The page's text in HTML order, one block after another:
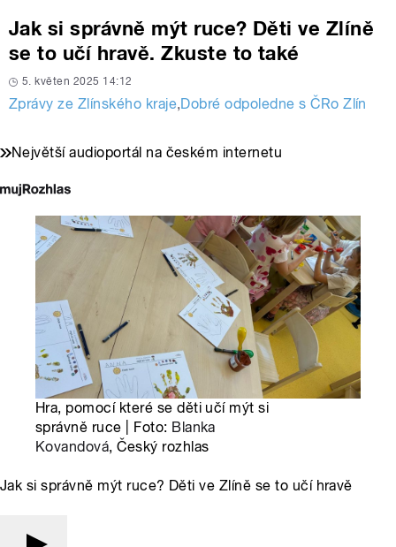
Jak si správně mýt ruce? Děti ve Zlíně
se to učí hravě. Zkuste to také
5. květen 2025 14:12
Zprávy ze Zlínského kraje,Dobré odpoledne s ČRo Zlín
Největší audioportál na českém internetu
Hra, pomocí které se děti učí mýt si
správně ruce | Foto: Blanka
Kovandová, Český rozhlas
Jak si správně mýt ruce? Děti ve Zlíně se to učí hravě